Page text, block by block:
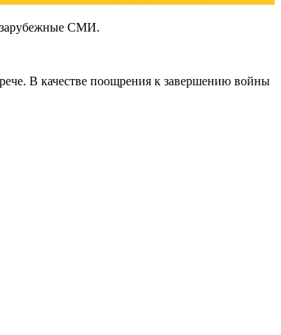
зарубежные СМИ.
В качестве поощрения к завершению войны